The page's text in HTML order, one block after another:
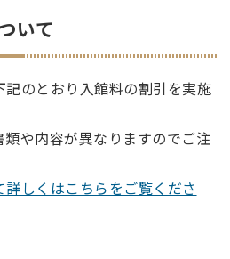
いて
のとおり入館料の割引を実施
や内容が異なりますのでご注
しくはこちらをご覧くださ